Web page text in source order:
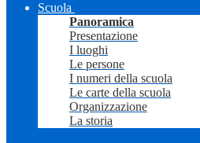
Scuola
Panoramica
Presentazione
I luoghi
Le persone
I numeri della scuola
Le carte della scuola
Organizzazione
La storia